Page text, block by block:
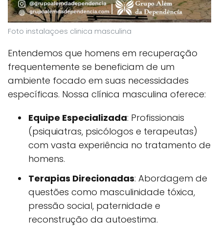
Foto instalaçoes clinica masculina
Entendemos que homens em recuperação
frequentemente se beneficiam de um
ambiente focado em suas necessidades
específicas. Nossa clínica masculina oferece:
Equipe Especializada: Profissionais
(psiquiatras, psicólogos e terapeutas)
com vasta experiência no tratamento de
homens.
Terapias Direcionadas: Abordagem de
questões como masculinidade tóxica,
pressão social, paternidade e
reconstrução da autoestima.